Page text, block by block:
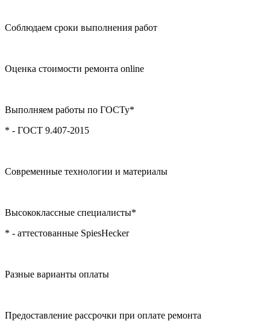
Соблюдаем сроки выполнения работ
Оценка стоимости ремонта online
Выполняем работы по ГОСТу*
* - ГОСТ 9.407-2015
Современные технологии и материалы
Высококлассные специалисты*
* - аттестованные SpiesHecker
Разные варианты оплаты
Предоставление рассрочки при оплате ремонта